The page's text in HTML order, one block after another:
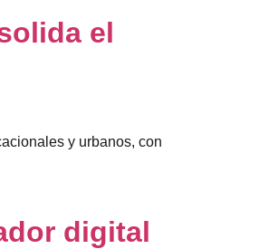
el
y urbanos, con
digital